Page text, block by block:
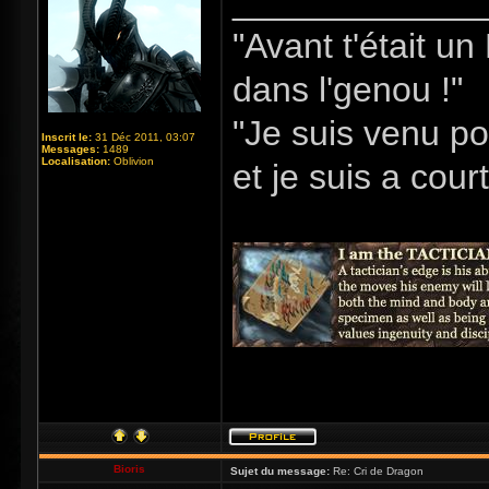
Inscrit le: 31 Déc 2011, 03:07
Messages: 1489
Localisation: Oblivion
"Avant t'était
dans l'genou !"
"Je suis venu
et je suis a
Bioris Sujet du message: Re: Cri de Dragon